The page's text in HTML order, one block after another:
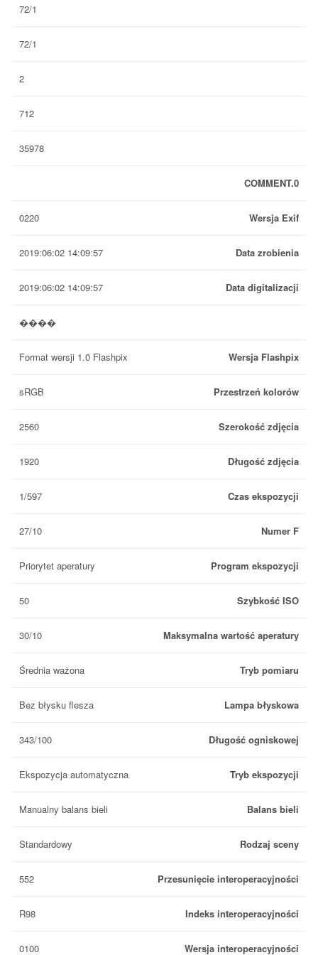
72/1
72/1
2
712
35978
COMMENT.0
Wersja Exif
0220
Data zrobienia
2019:06:02 14:09:57
Data digitalizacji
2019:06:02 14:09:57
����
Wersja Flashpix
Format wersji 1.0 Flashpix
Przestrzeń kolorów
sRGB
Szerokość zdjęcia
2560
Długość zdjęcia
1920
Czas ekspozycji
1/597
Numer F
27/10
Program ekspozycji
Priorytet aperatury
Szybkość ISO
50
Maksymalna wartość aperatury
30/10
Tryb pomiaru
Średnia ważona
Lampa błyskowa
Bez błysku flesza
Długość ogniskowej
343/100
Tryb ekspozycji
Ekspozycja automatyczna
Balans bieli
Manualny balans bieli
Rodzaj sceny
Standardowy
Przesunięcie interoperacyjności
552
Indeks interoperacyjności
R98
Wersja interoperacyjności
0100